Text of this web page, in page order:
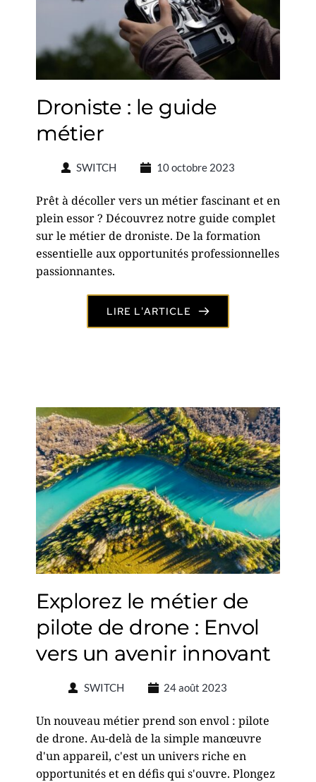
Droniste : le guide
métier
SWITCH 10 octobre 2023
Prêt à décoller vers un métier fascinant et en
plein essor ? Découvrez notre guide complet
sur le métier de droniste. De la formation
essentielle aux opportunités professionnelles
passionnantes.
LIRE L'ARTICLE
Explorez le métier de
pilote de drone : Envol
vers un avenir innovant
SWITCH 24 août 2023
Un nouveau métier prend son envol : pilote
de drone. Au-delà de la simple manœuvre
d'un appareil, c'est un univers riche en
opportunités et en défis qui s'ouvre. Plongez